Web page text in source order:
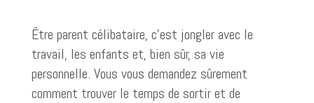
Être parent célibataire, c’est jongler avec le
travail, les enfants et, bien sûr, sa vie
personnelle. Vous vous demandez sûrement
comment trouver le temps de sortir et de